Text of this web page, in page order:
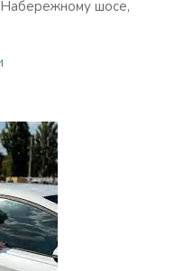
Набережному шосе,